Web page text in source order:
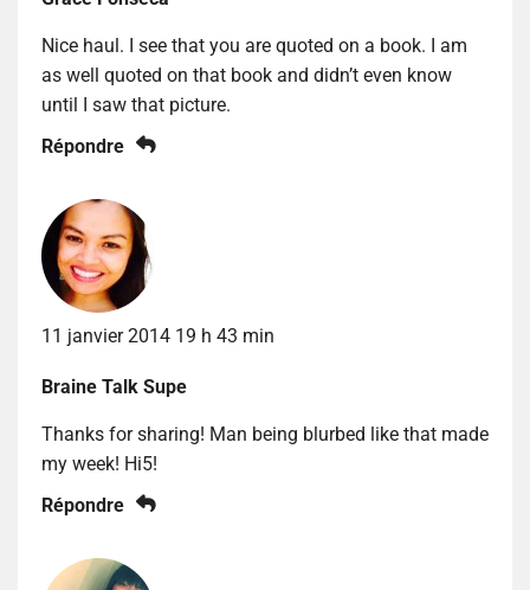
Nice haul. I see that you are quoted on a book. I am
as well quoted on that book and didn’t even know
until I saw that picture.
Répondre
11 janvier 2014 19 h 43 min
Braine Talk Supe
Thanks for sharing! Man being blurbed like that made
my week! Hi5!
Répondre